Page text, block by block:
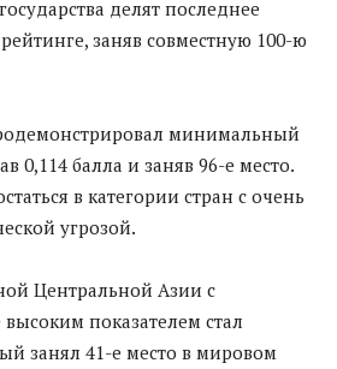
делят последнее
заняв совместную 100-ю
минимальный
0,114 балла и заняв 96-е место.
в категории стран с очень
угрозой.
Центральной Азии с
показателем стал
занял 41-е место в мировом